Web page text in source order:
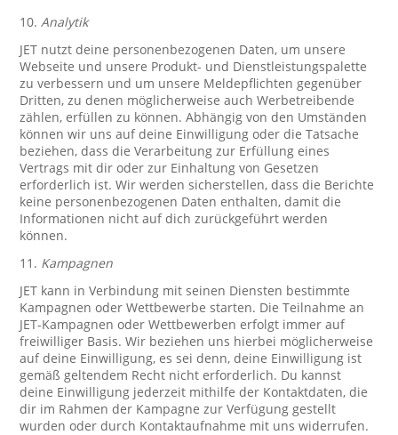
10.Analytik
JET nutzt deine personenbezogenen Daten, um unsere
Webseite und unsere Produkt- und Dienstleistungspalette
zu verbessern und um unsere Meldepflichten gegenüber
Dritten, zu denen möglicherweise auch Werbetreibende
zählen, erfüllen zu können. Abhängig von den Umständen
können wir uns auf deine Einwilligung oder die Tatsache
beziehen, dass die Verarbeitung zur Erfüllung eines
Vertrags mit dir oder zur Einhaltung von Gesetzen
erforderlich ist. Wir werden sicherstellen, dass die Berichte
keine personenbezogenen Daten enthalten, damit die
Informationen nicht auf dich zurückgeführt werden
können.
11. Kampagnen
JET kann in Verbindung mit seinen Diensten bestimmte
Kampagnen oder Wettbewerbe starten. Die Teilnahme an
JET-Kampagnen oder Wettbewerben erfolgt immer auf
freiwilliger Basis. Wir beziehen uns hierbei möglicherweise
auf deine Einwilligung, es sei denn, deine Einwilligung ist
gemäß geltendem Recht nicht erforderlich. Du kannst
deine Einwilligung jederzeit mithilfe der Kontaktdaten, die
dir im Rahmen der Kampagne zur Verfügung gestellt
wurden oder durch Kontaktaufnahme mit uns widerrufen.